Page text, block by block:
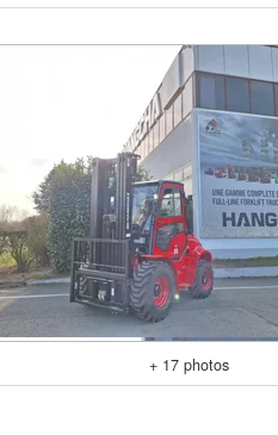
+ 17 photos